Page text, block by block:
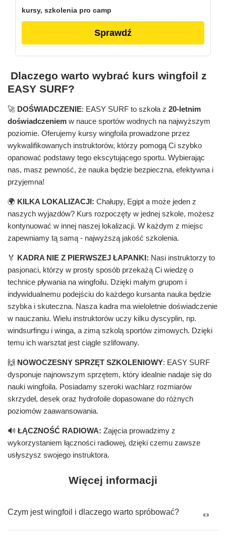
kursy, szkolenia pro camp
Sprawdź
Dlaczego warto wybrać kurs wingfoil z
EASY SURF?
🚀 DOŚWIADCZENIE: EASY SURF to szkoła z 20-letnim
doświadczeniem w nauce sportów wodnych na najwyższym
poziomie. Oferujemy kursy wingfoila prowadzone przez
wykwalifikowanych instruktorów, którzy pomogą Ci szybko
opanować podstawy tego ekscytującego sportu. Wybierając
nas, masz pewność, że nauka będzie bezpieczna, efektywna i
przyjemna!
🌍 KILKA LOKALIZACJI: Chałupy, Egipt a może jeden z
naszych wyjazdów? Kurs rozpoczęty w jednej szkole, możesz
kontynuować w innej naszej lokalizacji. W każdym z miejsc
zapewniamy tą samą - najwyższą jakość szkolenia.
🏅 KADRA NIE Z PIERWSZEJ ŁAPANKI: Nasi instruktorzy to
pasjonaci, którzy w prosty sposób przekażą Ci wiedzę o
technice pływania na wingfoilu. Dzięki małym grupom i
indywidualnemu podejściu do każdego kursanta nauka będzie
szybka i skuteczna. Nasza kadra ma wieloletnie doświadczenie
w nauczaniu. Wielu instruktorów uczy kilku dyscyplin, np.
windsurfingu i winga, a zimą szkolą sportów zimowych. Dzięki
temu ich warsztat jest ciągle szlifowany.
🙌 NOWOCZESNY SPRZĘT SZKOLENIOWY: EASY SURF
dysponuje najnowszym sprzętem, który idealnie nadaje się do
nauki wingfoila. Posiadamy szeroki wachlarz rozmiarów
skrzydeł, desek oraz hydrofoile dopasowane do różnych
poziomów zaawansowania.
🔊 ŁĄCZNOŚĆ RADIOWA: Zajęcia prowadzimy z
wykorzystaniem łączności radiowej, dzięki czemu zawsze
usłyszysz swojego instruktora.
Więcej informacji
Czym jest wingfoil i dlaczego warto spróbować?